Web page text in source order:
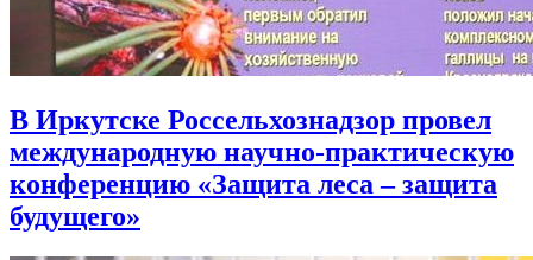
В Иркутске Россельхознадзор провел
международную научно-практическую
конференцию «Защита леса – защита
будущего»